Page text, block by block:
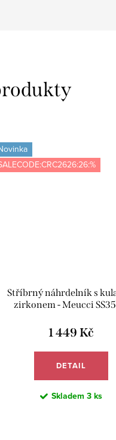
Stříbrný náhrdelník s
zirkonem - Meucci
1 449 Kč
DETAIL
Skladem 3 ks